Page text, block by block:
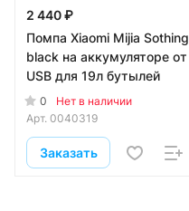
2 440 ₽
Помпа Xiaomi Mijia Sothing
black на аккумуляторе от
USB для 19л бутылей
0
Нет в наличии
Арт. 0040319
Заказать